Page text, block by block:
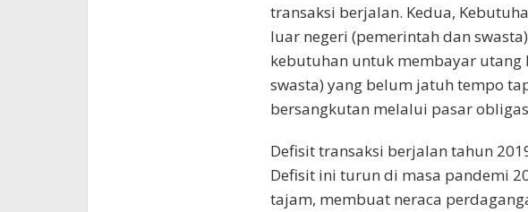
transaksi berjalan. Kedua,
luar negeri (pemerintah dan
kebutuhan untuk membayar utang
swasta) yang belum jatuh tempo
bersangkutan melalui pasar
Defisit transaksi berjalan tahun
Defisit ini turun di masa pandemi
tajam, membuat neraca